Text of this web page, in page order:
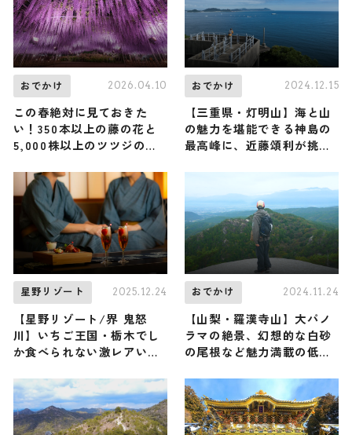
おでかけ 2026.04.10
この春絶対に見ておきた
い！350本以上の藤の花と
5,000株以上のツツジの絶
まつり2026～』4月11日
（土）スタート！
おでかけ 2024.12.15
【三重県・灯明山】海と山
の魅力を堪能できる神島の
最高峰に、近藤頌利が挑
星野リゾート 2025.12.24
【星野リゾート/界 鬼怒
川】いちご王国・栃木でし
か食べられない激レアいち
たす至福の温泉滞在」が1月
6日からスタート
おでかけ 2024.11.24
【山梨・羅漢寺山】大パノ
ラマの絶景、幻想的な白砂
の尾根など魅力満載の低山
頂（登山で頂きメシ！コラ
ボ企画）